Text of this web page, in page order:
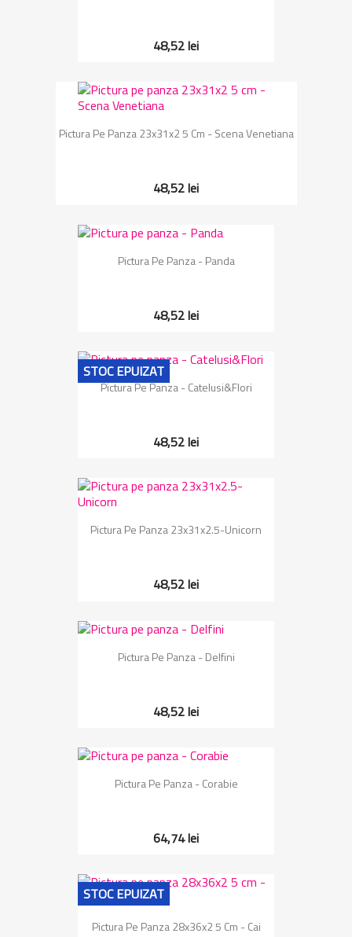
48,52 lei
Pictura Pe Panza 23x31x2 5 Cm - Scena Venetiana
48,52 lei
Pictura Pe Panza - Panda
48,52 lei
Pictura Pe Panza - Catelusi&Flori
48,52 lei
STOC EPUIZAT
Pictura Pe Panza 23x31x2.5-Unicorn
48,52 lei
Pictura Pe Panza - Delfini
48,52 lei
Pictura Pe Panza - Corabie
64,74 lei
Pictura Pe Panza 28x36x2 5 Cm - Cai
STOC EPUIZAT